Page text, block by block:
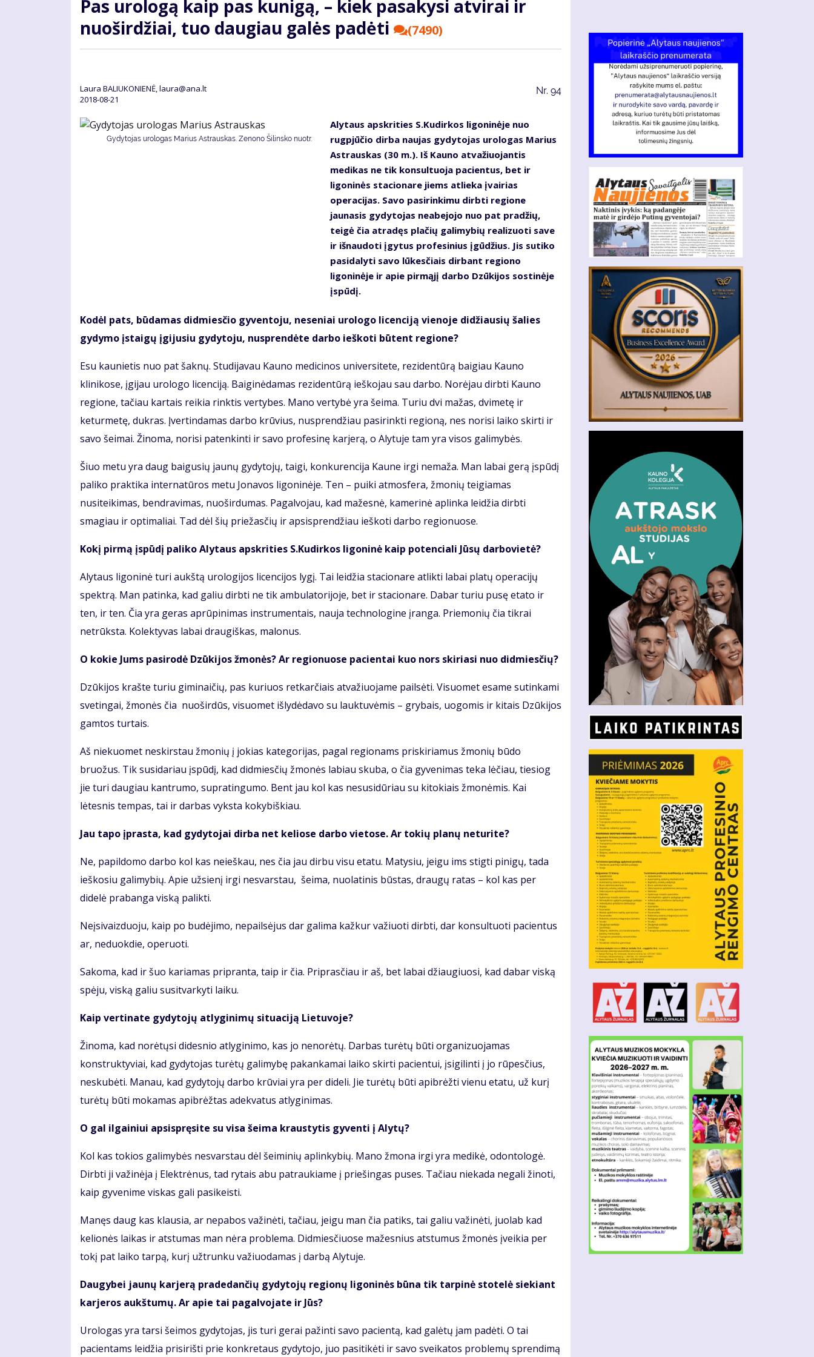
Pas urologą kaip pas kunigą, – kiek pasakysi atvirai ir
nuoširdžiai, tuo daugiau galės padėti
(7490)
Laura BALIUKONIENĖ, laura@ana.lt
2018-08-21
Nr. 94
Gydytojas urologas Marius Astrauskas. Zenono Šilinsko nuotr.
Alytaus apskrities S.Kudirkos ligoninėje nuo
rugpjūčio dirba naujas gydytojas urologas Marius
Astrauskas (30 m.). Iš Kauno atvažiuojantis
medikas ne tik konsultuoja pacientus, bet ir
ligoninės stacionare jiems atlieka įvairias
operacijas. Savo pasirinkimu dirbti regione
jaunasis gydytojas neabejojo nuo pat pradžių,
teigė čia atradęs plačių galimybių realizuoti save
ir išnaudoti įgytus profesinius įgūdžius. Jis sutiko
pasidalyti savo lūkesčiais dirbant regiono
ligoninėje ir apie pirmąjį darbo Dzūkijos sostinėje
įspūdį.
Kodėl pats, būdamas didmiesčio gyventoju, neseniai urologo licenciją vienoje didžiausių šalies
gydymo įstaigų įgijusiu gydytoju, nusprendėte darbo ieškoti būtent regione?
Esu kaunietis nuo pat šaknų. Studijavau Kauno medicinos universitete, rezidentūrą baigiau Kauno
klinikose, įgijau urologo licenciją. Baiginėdamas rezidentūrą ieškojau sau darbo. Norėjau dirbti Kauno
regione, tačiau kartais reikia rinktis vertybes. Mano vertybė yra šeima. Turiu dvi mažas, dvimetę ir
keturmetę, dukras. Įvertindamas darbo krūvius, nusprendžiau pasirinkti regioną, nes norisi laiko skirti ir
savo šeimai. Žinoma, norisi patenkinti ir savo profesinę karjerą, o Alytuje tam yra visos galimybės.
Šiuo metu yra daug baigusių jaunų gydytojų, taigi, konkurencija Kaune irgi nemaža. Man labai gerą įspūdį
paliko praktika internatūros metu Jonavos ligoninėje. Ten – puiki atmosfera, žmonių teigiamas
nusiteikimas, bendravimas, nuoširdumas. Pagalvojau, kad mažesnė, kamerinė aplinka leidžia dirbti
smagiau ir optimaliai. Tad dėl šių priežasčių ir apsisprendžiau ieškoti darbo regionuose.
Kokį pirmą įspūdį paliko Alytaus apskrities S.Kudirkos ligoninė kaip potenciali Jūsų darbovietė?
Alytaus ligoninė turi aukštą urologijos licencijos lygį. Tai leidžia stacionare atlikti labai platų operacijų
spektrą. Man patinka, kad galiu dirbti ne tik ambulatorijoje, bet ir stacionare. Dabar turiu pusę etato ir
ten, ir ten. Čia yra geras aprūpinimas instrumentais, nauja technologine įranga. Priemonių čia tikrai
netrūksta. Kolektyvas labai draugiškas, malonus.
O kokie Jums pasirodė Dzūkijos žmonės? Ar regionuose pacientai kuo nors skiriasi nuo didmiesčių?
Dzūkijos krašte turiu giminaičių, pas kuriuos retkarčiais atvažiuojame pailsėti. Visuomet esame sutinkami
svetingai, žmonės čia nuoširdūs, visuomet išlydėdavo su lauktuvėmis – grybais, uogomis ir kitais Dzūkijos
gamtos turtais.
Aš niekuomet neskirstau žmonių į jokias kategorijas, pagal regionams priskiriamus žmonių būdo
bruožus. Tik susidariau įspūdį, kad didmiesčių žmonės labiau skuba, o čia gyvenimas teka lėčiau, tiesiog
jie turi daugiau kantrumo, supratingumo. Bent jau kol kas nesusidūriau su kitokiais žmonėmis. Kai
lėtesnis tempas, tai ir darbas vyksta kokybiškiau.
Jau tapo įprasta, kad gydytojai dirba net keliose darbo vietose. Ar tokių planų neturite?
Ne, papildomo darbo kol kas neieškau, nes čia jau dirbu visu etatu. Matysiu, jeigu ims stigti pinigų, tada
ieškosiu galimybių. Apie užsienį irgi nesvarstau, šeima, nuolatinis būstas, draugų ratas – kol kas per
didelė prabanga viską palikti.
Neįsivaizduoju, kaip po budėjimo, nepailsėjus dar galima kažkur važiuoti dirbti, dar konsultuoti pacientus
ar, neduokdie, operuoti.
Sakoma, kad ir šuo kariamas pripranta, taip ir čia. Priprasčiau ir aš, bet labai džiaugiuosi, kad dabar viską
spėju, viską galiu susitvarkyti laiku.
Kaip vertinate gydytojų atlyginimų situaciją Lietuvoje?
Žinoma, kad norėtųsi didesnio atlyginimo, kas jo nenorėtų. Darbas turėtų būti organizuojamas
konstruktyviai, kad gydytojas turėtų galimybę pakankamai laiko skirti pacientui, įsigilinti į jo rūpesčius,
neskubėti. Manau, kad gydytojų darbo krūviai yra per dideli. Jie turėtų būti apibrėžti vienu etatu, už kurį
turėtų būti mokamas apibrėžtas adekvatus atlyginimas.
O gal ilgainiui apsispręsite su visa šeima kraustytis gyventi į Alytų?
Kol kas tokios galimybės nesvarstau dėl šeiminių aplinkybių. Mano žmona irgi yra medikė, odontologė.
Dirbti ji važinėja į Elektrėnus, tad rytais abu patraukiame į priešingas puses. Tačiau niekada negali žinoti,
kaip gyvenime viskas gali pasikeisti.
Manęs daug kas klausia, ar nepabos važinėti, tačiau, jeigu man čia patiks, tai galiu važinėti, juolab kad
kelionės laikas ir atstumas man nėra problema. Didmiesčiuose mažesnius atstumus žmonės įveikia per
tokį pat laiko tarpą, kurį užtrunku važiuodamas į darbą Alytuje.
Daugybei jaunų karjerą pradedančių gydytojų regionų ligoninės būna tik tarpinė stotelė siekiant
karjeros aukštumų. Ar apie tai pagalvojate ir Jūs?
Urologas yra tarsi šeimos gydytojas, jis turi gerai pažinti savo pacientą, kad galėtų jam padėti. O tai
pacientams leidžia prisirišti prie konkretaus gydytojo, juo pasitikėti ir savo sveikatos problemų sprendimą